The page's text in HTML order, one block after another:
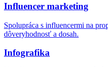
Influencer marketing
Spolupráca s influencermi na
dôveryhodnosť a dosah.
Infografika